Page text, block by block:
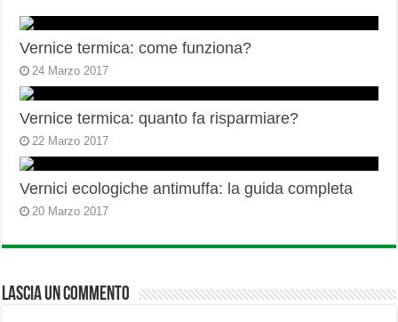
Vernice termica: come funziona?
24 Marzo 2017
Vernice termica: quanto fa risparmiare?
22 Marzo 2017
Vernici ecologiche antimuffa: la guida completa
20 Marzo 2017
Lascia un commento